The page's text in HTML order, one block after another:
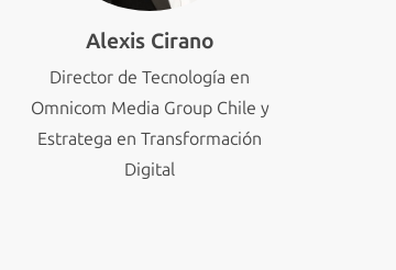
Alexis Cirano
Director de Tecnología en
Omnicom Media Group Chile y
Estratega en Transformación
Digital